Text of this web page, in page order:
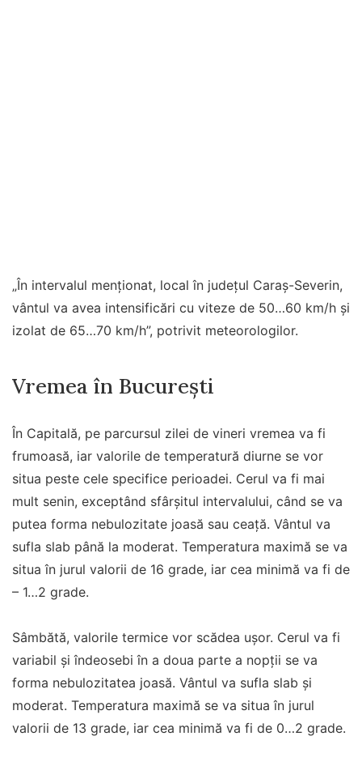
„În intervalul menționat, local în județul Caraș-Severin,
vântul va avea intensificări cu viteze de 50…60 km/h și
izolat de 65…70 km/h”, potrivit meteorologilor.
Vremea în București
În Capitală, pe parcursul zilei de vineri vremea va fi
frumoasă, iar valorile de temperatură diurne se vor
situa peste cele specifice perioadei. Cerul va fi mai
mult senin, exceptând sfârșitul intervalului, când se va
putea forma nebulozitate joasă sau ceață. Vântul va
sufla slab până la moderat. Temperatura maximă se va
situa în jurul valorii de 16 grade, iar cea minimă va fi de
– 1…2 grade.
Sâmbătă, valorile termice vor scădea ușor. Cerul va fi
variabil și îndeosebi în a doua parte a nopții se va
forma nebulozitatea joasă. Vântul va sufla slab și
moderat. Temperatura maximă se va situa în jurul
valorii de 13 grade, iar cea minimă va fi de 0…2 grade.